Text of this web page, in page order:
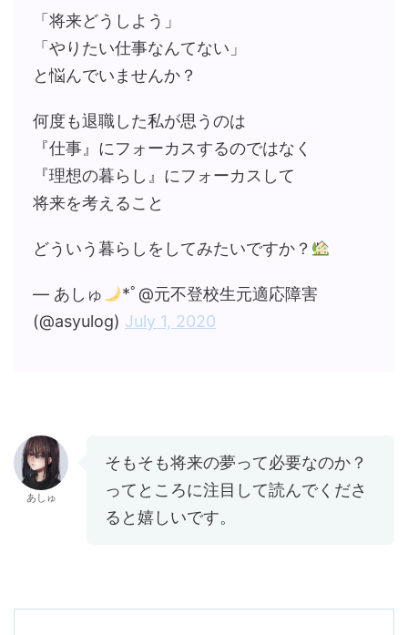
「将来どうしよう」
「やりたい仕事なんてない」
と悩んでいませんか？
何度も退職した私が思うのは
『仕事』にフォーカスするのではなく
『理想の暮らし』にフォーカスして
将来を考えること
どういう暮らしをしてみたいですか？
— あしゅ
*ﾟ@元不登校生元適応障害
(@asyulog) July 1, 2020
あしゅ
そもそも将来の夢って必要なのか？
ってところに注目して読んでくださ
ると嬉しいです。